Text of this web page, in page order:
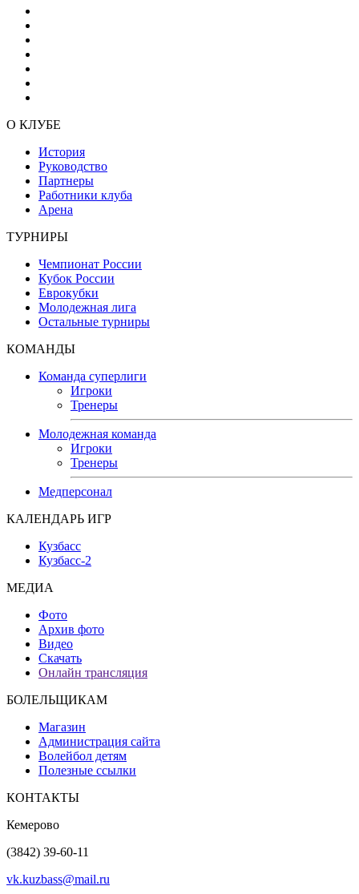
О КЛУБЕ
История
Руководство
Партнеры
Работники клуба
Арена
ТУРНИРЫ
Чемпионат России
Кубок России
Еврокубки
Молодежная лига
Остальные турниры
КОМАНДЫ
Команда суперлиги
Игроки
Тренеры
Молодежная команда
Игроки
Тренеры
Медперсонал
КАЛЕНДАРЬ ИГР
Кузбасс
Кузбасс-2
МЕДИА
Фото
Архив фото
Видео
Скачать
Онлайн трансляция
БОЛЕЛЬЩИКАМ
Магазин
Администрация сайта
Волейбол детям
Полезные ссылки
КОНТАКТЫ
Кемерово
(3842) 39-60-11
vk.kuzbass@mail.ru